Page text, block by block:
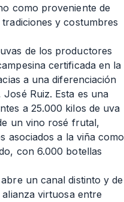
como proveniente de
y costumbres
de los productores
certificada en la
a una diferenciación
Ruiz. Esta es una
a 25.000 kilos de uva
un vino rosé frutal,
asociados a la viña como
con 6.000 botellas
un canal distinto y de
virtuosa entre